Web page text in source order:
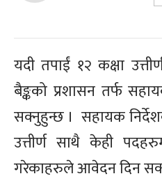
यदी तपाईं १२ कक्षा
बैङ्कको प्रशासन तर्फ
सक्नुहुन्छ । सहायक
उत्तीर्ण साथै केही
गरेकाहरुले आवेदन दिन